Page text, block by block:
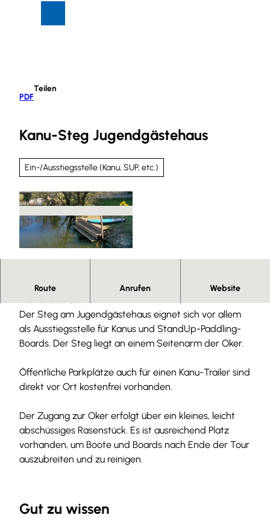
PDF
Teilen
Kanu-Steg Jugendgästehaus
Ein-/Ausstiegsstelle (Kanu, SUP, etc.)
Route Anrufen Website
Ein- und Ausstiegstelle am Jugendgästehaus
Der Steg am Jugendgästehaus eignet sich vor allem
als Ausstiegsstelle für Kanus und StandUp-Paddling-
Boards. Der Steg liegt an einem Seitenarm der Oker.
Öffentliche Parkplätze auch für einen Kanu-Trailer sind
direkt vor Ort kostenfrei vorhanden.
Der Zugang zur Oker erfolgt über ein kleines, leicht
abschüssiges Rasenstück. Es ist ausreichend Platz
vorhanden, um Boote und Boards nach Ende der Tour
auszubreiten und zu reinigen.
Gut zu wissen